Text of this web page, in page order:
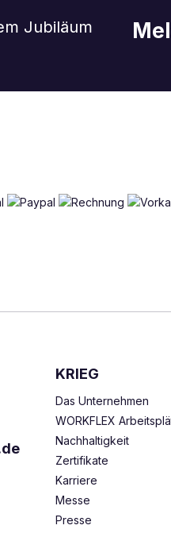
Jubiläum
KRIEG
Das Unternehmen
WORKFLEX
Nachhaltigkeit
Zertifikate
Karriere
Messe
Presse